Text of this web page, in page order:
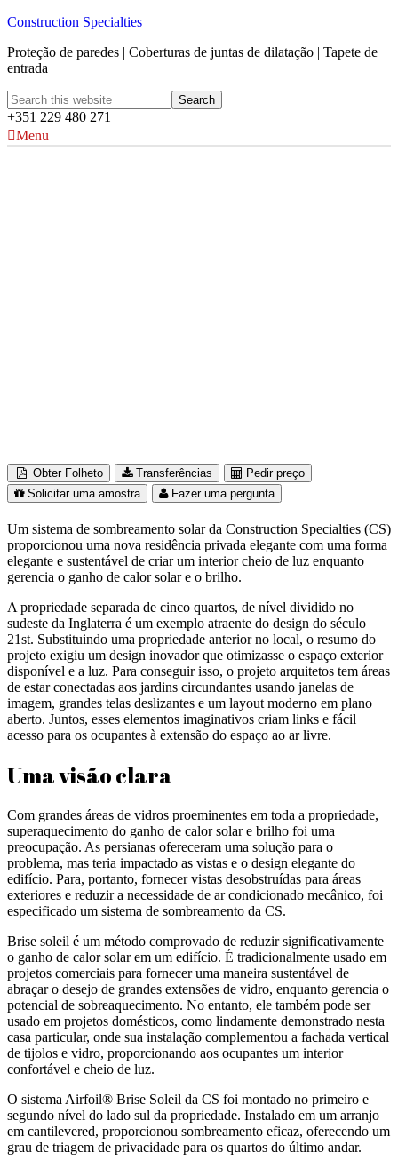
Construction Specialties
Proteção de paredes | Coberturas de juntas de dilatação | Tapete de
entrada
+351 229 480 271
Menu
Obter Folheto Transferências
Pedir preço
Solicitar uma amostra
Fazer uma pergunta
Um sistema de sombreamento solar da Construction Specialties (CS)
proporcionou uma nova residência privada elegante com uma forma
elegante e sustentável de criar um interior cheio de luz enquanto
gerencia o ganho de calor solar e o brilho.
A propriedade separada de cinco quartos, de nível dividido no
sudeste da Inglaterra é um exemplo atraente do design do século
21st. Substituindo uma propriedade anterior no local, o resumo do
projeto exigiu um design inovador que otimizasse o espaço exterior
disponível e a luz. Para conseguir isso, o projeto arquitetos tem áreas
de estar conectadas aos jardins circundantes usando janelas de
imagem, grandes telas deslizantes e um layout moderno em plano
aberto. Juntos, esses elementos imaginativos criam links e fácil
acesso para os ocupantes à extensão do espaço ao ar livre.
Uma visão clara
Com grandes áreas de vidros proeminentes em toda a propriedade,
superaquecimento do ganho de calor solar e brilho foi uma
preocupação. As persianas ofereceram uma solução para o
problema, mas teria impactado as vistas e o design elegante do
edifício. Para, portanto, fornecer vistas desobstruídas para áreas
exteriores e reduzir a necessidade de ar condicionado mecânico, foi
especificado um sistema de sombreamento da CS.
Brise soleil é um método comprovado de reduzir significativamente
o ganho de calor solar em um edifício. É tradicionalmente usado em
projetos comerciais para fornecer uma maneira sustentável de
abraçar o desejo de grandes extensões de vidro, enquanto gerencia o
potencial de sobreaquecimento. No entanto, ele também pode ser
usado em projetos domésticos, como lindamente demonstrado nesta
casa particular, onde sua instalação complementou a fachada vertical
de tijolos e vidro, proporcionando aos ocupantes um interior
confortável e cheio de luz.
O sistema Airfoil® Brise Soleil da CS foi montado no primeiro e
segundo nível do lado sul da propriedade. Instalado em um arranjo
em cantilevered, proporcionou sombreamento eficaz, oferecendo um
grau de triagem de privacidade para os quartos do último andar.